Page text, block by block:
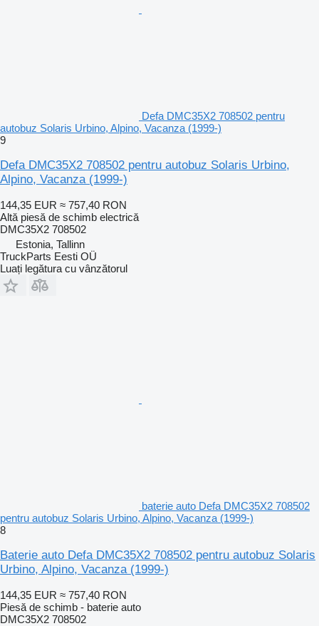
Defa DMC35X2 708502 pentru
autobuz Solaris Urbino, Alpino, Vacanza (1999-)
9
Defa DMC35X2 708502 pentru autobuz Solaris Urbino,
Alpino, Vacanza (1999-)
144,35 EUR ≈ 757,40 RON
Altă piesă de schimb electrică
DMC35X2 708502
Estonia, Tallinn
TruckParts Eesti OÜ
Luați legătura cu vânzătorul
baterie auto Defa DMC35X2 708502
pentru autobuz Solaris Urbino, Alpino, Vacanza (1999-)
8
Baterie auto Defa DMC35X2 708502 pentru autobuz Solaris
Urbino, Alpino, Vacanza (1999-)
144,35 EUR ≈ 757,40 RON
Piesă de schimb - baterie auto
DMC35X2 708502